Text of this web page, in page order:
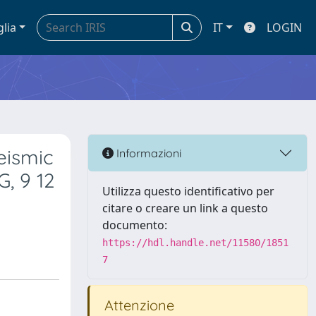
IT LOGIN
9 12
Informazioni
Utilizza questo identificativo per
citare o creare un link a questo
documento:
https://hdl.handle.net/11580/1851
7
Attenzione